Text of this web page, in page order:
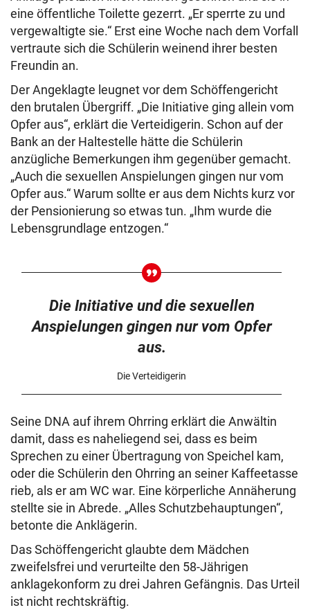
eine öffentliche Toilette gezerrt. „Er sperrte zu und
vergewaltigte sie.“ Erst eine Woche nach dem Vorfall
vertraute sich die Schülerin weinend ihrer besten
Freundin an.
Der Angeklagte leugnet vor dem Schöffengericht
den brutalen Übergriff. „Die Initiative ging allein vom
Opfer aus“, erklärt die Verteidigerin. Schon auf der
Bank an der Haltestelle hätte die Schülerin
anzügliche Bemerkungen ihm gegenüber gemacht.
„Auch die sexuellen Anspielungen gingen nur vom
Opfer aus.“ Warum sollte er aus dem Nichts kurz vor
der Pensionierung so etwas tun. „Ihm wurde die
Lebensgrundlage entzogen.“
Die Initiative und die sexuellen
Anspielungen gingen nur vom Opfer
aus.
Die Verteidigerin
Seine DNA auf ihrem Ohrring erklärt die Anwältin
damit, dass es naheliegend sei, dass es beim
Sprechen zu einer Übertragung von Speichel kam,
oder die Schülerin den Ohrring an seiner Kaffeetasse
rieb, als er am WC war. Eine körperliche Annäherung
stellte sie in Abrede. „Alles Schutzbehauptungen“,
betonte die Anklägerin.
Das Schöffengericht glaubte dem Mädchen
zweifelsfrei und verurteilte den 58-Jährigen
anklagekonform zu drei Jahren Gefängnis. Das Urteil
ist nicht rechtskräftig.